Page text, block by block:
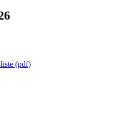
(pdf)